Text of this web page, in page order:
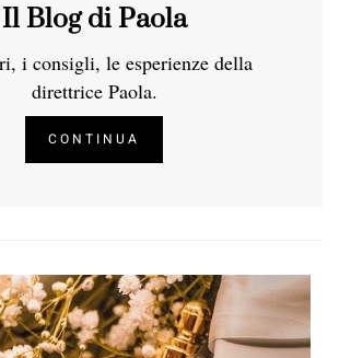
Il Blog di Paola
i consigli, le esperienze della
direttrice Paola.
CONTINUA